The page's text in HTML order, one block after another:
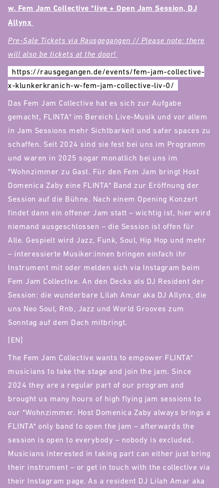
w. Fem Jam Collective *live + Open Jam Session, DJ
Allynx
Pre-Sale Tickets via Rausgegangen // Please note: there
will also be tickets at the door!
https://rausgegangen.de/events/fem-jam-collective-
x-klunkerkranich-w-fem-jam-collective-liv-0/
Das Fem Jam Collective hat es sich zur Aufgabe
gemacht, FLINTA* im Bereich Live-Musik und vor allem
in Jam Sessions mehr Sichtbarkeit und safer spaces zu
schaffen. Seit 2024 sind sie fest bei uns im Programm
und waren in 2025 sogar monatlich bei uns im
*Wohnzimmer zu Gast. Für den Fem Jam bringt Host
Domenica Zaby eine FLINTA* Band zur Eröffnung der
Session auf die Bühne. Nach einem Opening Konzert
findet dann ein offener Jam statt – wichtig ist, hier wird
niemand ausgeschlossen – die Session ist offen für
Alle. Gespielt wird Jazz, Funk, Soul, Hip Hop und mehr
– interessierte Musiker:innen bringen einfach ihr
Instrument mit oder melden sich via Instagram beim
Fem Jam Collective. An den Decks als DJ Resident der
Session: die wunderbare Lilah Amar aka DJ Allynx, die
uns Neo Soul, Rnb, Jazz und World Grooves zum
Sonntag auf dem Dach mitbringt.
[EN]
The Fem Jam Collective wants to empower FLINTA*
musicians to take the stage and join the jam. Since
2024 they are a regular part of our program and
brought us many hours of high flying jam sessions to
our *Wohnzimmer. Host Domenica Zaby always brings a
FLINTA* only band to open the jam – afterwards the
session is open to everybody – nobody is excluded.
Musicians interested in taking part can either just bring
their instrument – or get in touch with the collective via
their Instagram page. As a resident DJ Lilah Amar aka